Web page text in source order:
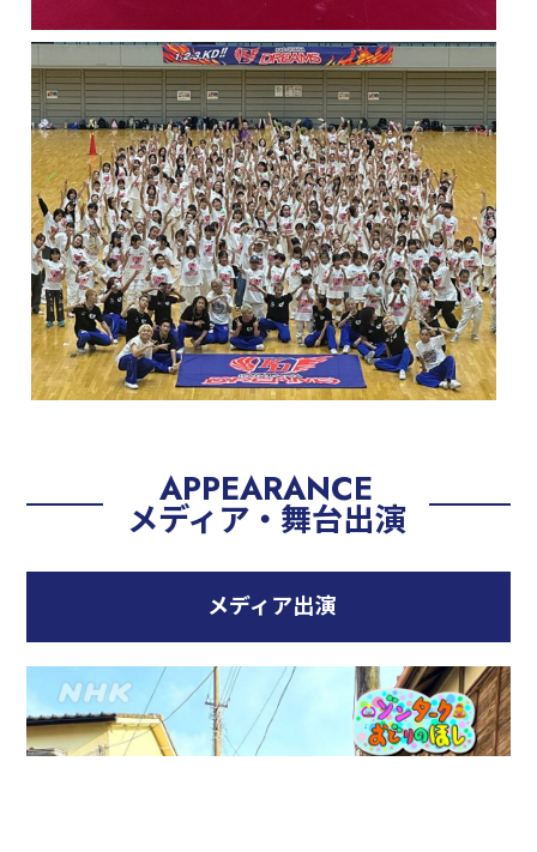
APPEARANCE
メディア・舞台出演
メディア出演